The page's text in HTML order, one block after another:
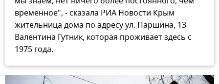
временное", - сказала РИА Новости Крым
жительница дома по адресу ул. Паршина, 13
Валентина Гутник, которая проживает здесь с
1975 года.